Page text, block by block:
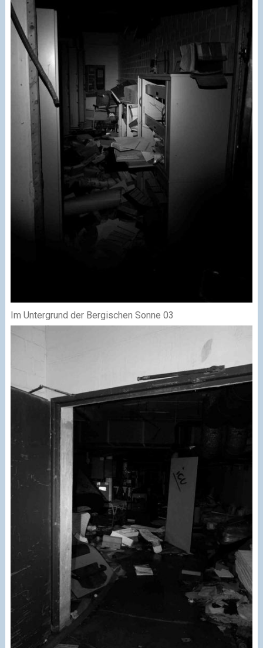
Im Untergrund der Bergischen Sonne 03